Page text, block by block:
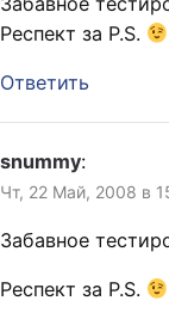
Респект за P.S.
Ответить
snummy:
Чт, 22 Май, 2008 в
Забавное
Респект за P.S.